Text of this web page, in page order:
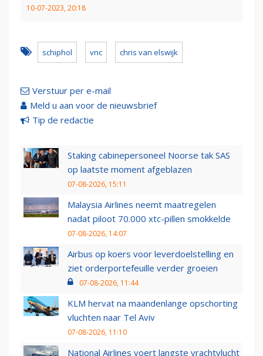
10-07-2023, 20:18
schiphol vnc chris van elswijk
Verstuur per e-mail
Meld u aan voor de nieuwsbrief
Tip de redactie
Staking cabinepersoneel Noorse tak SAS
op laatste moment afgeblazen
07-08-2026, 15:11
Malaysia Airlines neemt maatregelen
nadat piloot 70.000 xtc-pillen smokkelde
07-08-2026, 14:07
Airbus op koers voor leverdoelstelling en
ziet orderportefeuille verder groeien
07-08-2026, 11:44
KLM hervat na maandenlange opschorting
vluchten naar Tel Aviv
07-08-2026, 11:10
National Airlines voert langste vrachtvlucht